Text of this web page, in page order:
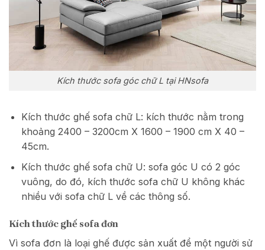
Kích thước sofa góc chữ L tại HNsofa
Kích thước ghế sofa chữ L: kích thước nằm trong
khoảng 2400 – 3200cm X 1600 – 1900 cm X 40 –
45cm.
Kích thước ghế sofa chữ U: sofa góc U có 2 góc
vuông, do đó, kích thước sofa chữ U không khác
nhiều với sofa chữ L về các thông số.
Kích thước ghế sofa đơn
Vì sofa đơn là loại ghế được sản xuất để một người sử